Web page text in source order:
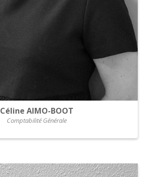
Céline AIMO-BOOT
Comptabilité Générale